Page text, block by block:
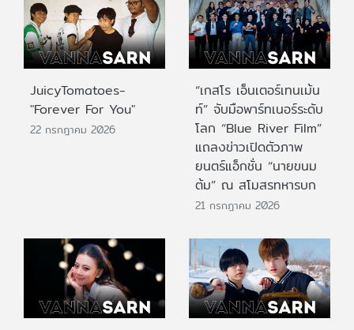
JuicyTomatoes-
"Forever For You"
22 กรกฎาคม 2026
“เกสโร เอ็นเตอร์เทนเม้น
ท์” จับมือพาร์ทเนอร์ระดับ
โลก “Blue River Film”
แถลงข่าวเปิดตัวภาพ
ยนตร์แอ็กชั่น “นายขนม
ต้ม” ณ สโมสรทหารบก
21 กรกฎาคม 2026